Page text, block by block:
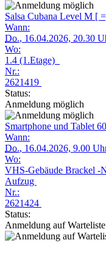
Salsa Cubana Level M [
Wann:
Do., 16.04.2026, 20.30
Wo:
1.4 (1.Etage)
Nr.:
2621419
Status:
Anmeldung möglich
Smartphone und Tablet
Wann:
Do., 16.04.2026, 9.00
Wo:
VHS-Gebäude Brackel -
Aufzug
Nr.:
2621424
Status:
Anmeldung auf Warteliste